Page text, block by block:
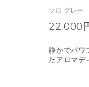
ソロ グレー
22,000
静かでパワ
たアロマデ